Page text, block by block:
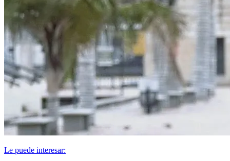
Le puede interesar: